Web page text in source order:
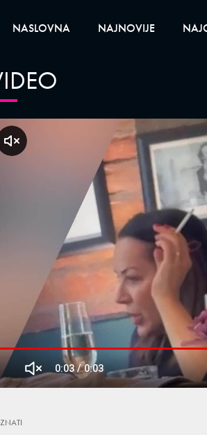
NASLOVNA NAJNOVIJE
Replay UnmuteCurrent
0:03 /
Duration
0:03